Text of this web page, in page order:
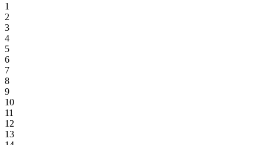
1
2
3
4
5
6
7
8
9
10
11
12
13